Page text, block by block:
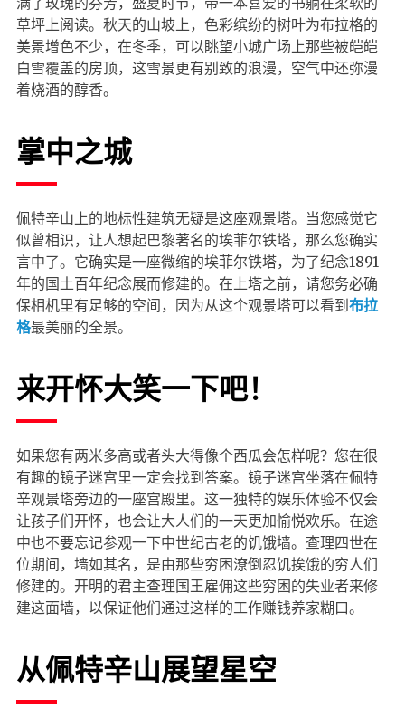
草坪上阅读。秋天的山坡上，色彩缤纷的树叶为布拉格的
美景增色不少，在冬季，可以眺望小城广场上那些被皑皑
白雪覆盖的房顶，这雪景更有别致的浪漫，空气中还弥漫
着烧酒的醇香。
掌中之城
佩特辛山上的地标性建筑无疑是这座观景塔。当您感觉它
似曾相识，让人想起巴黎著名的埃菲尔铁塔，那么您确实
言中了。它确实是一座微缩的埃菲尔铁塔，为了纪念1891
年的国土百年纪念展而修建的。在上塔之前，请您务必确
保相机里有足够的空间，因为从这个观景塔可以看到 布拉
格最美丽的全景。
来开怀大笑一下吧！
如果您有两米多高或者头大得像个西瓜会怎样呢？您在很
有趣的镜子迷宫里一定会找到答案。镜子迷宫坐落在佩特
辛观景塔旁边的一座宫殿里。这一独特的娱乐体验不仅会
让孩子们开怀，也会让大人们的一天更加愉悦欢乐。在途
中也不要忘记参观一下中世纪古老的饥饿墙。查理四世在
位期间，墙如其名，是由那些穷困潦倒忍饥挨饿的穷人们
修建的。开明的君主查理国王雇佣这些穷困的失业者来修
建这面墙，以保证他们通过这样的工作赚钱养家糊口。
从佩特辛山展望星空